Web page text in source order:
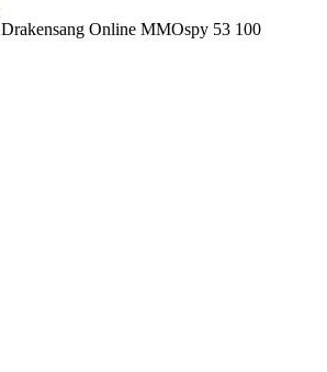
Drakensang Online MMOspy 53 100